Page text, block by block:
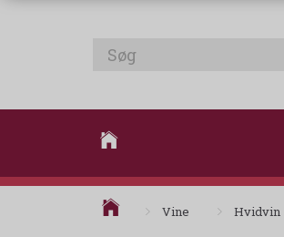
Vine Hvidvin